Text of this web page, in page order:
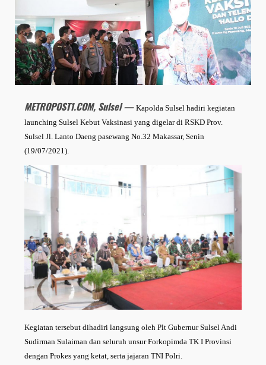
METROPOST1.COM, Sulsel — Kapolda Sulsel hadiri kegiatan
launching Sulsel Kebut Vaksinasi yang digelar di RSKD Prov.
Sulsel Jl. Lanto Daeng pasewang No.32 Makassar, Senin
(19/07/2021).
Kegiatan tersebut dihadiri langsung oleh Plt Gubernur Sulsel Andi
Sudirman Sulaiman dan seluruh unsur Forkopimda TK I Provinsi
dengan Prokes yang ketat, serta jajaran TNI Polri.